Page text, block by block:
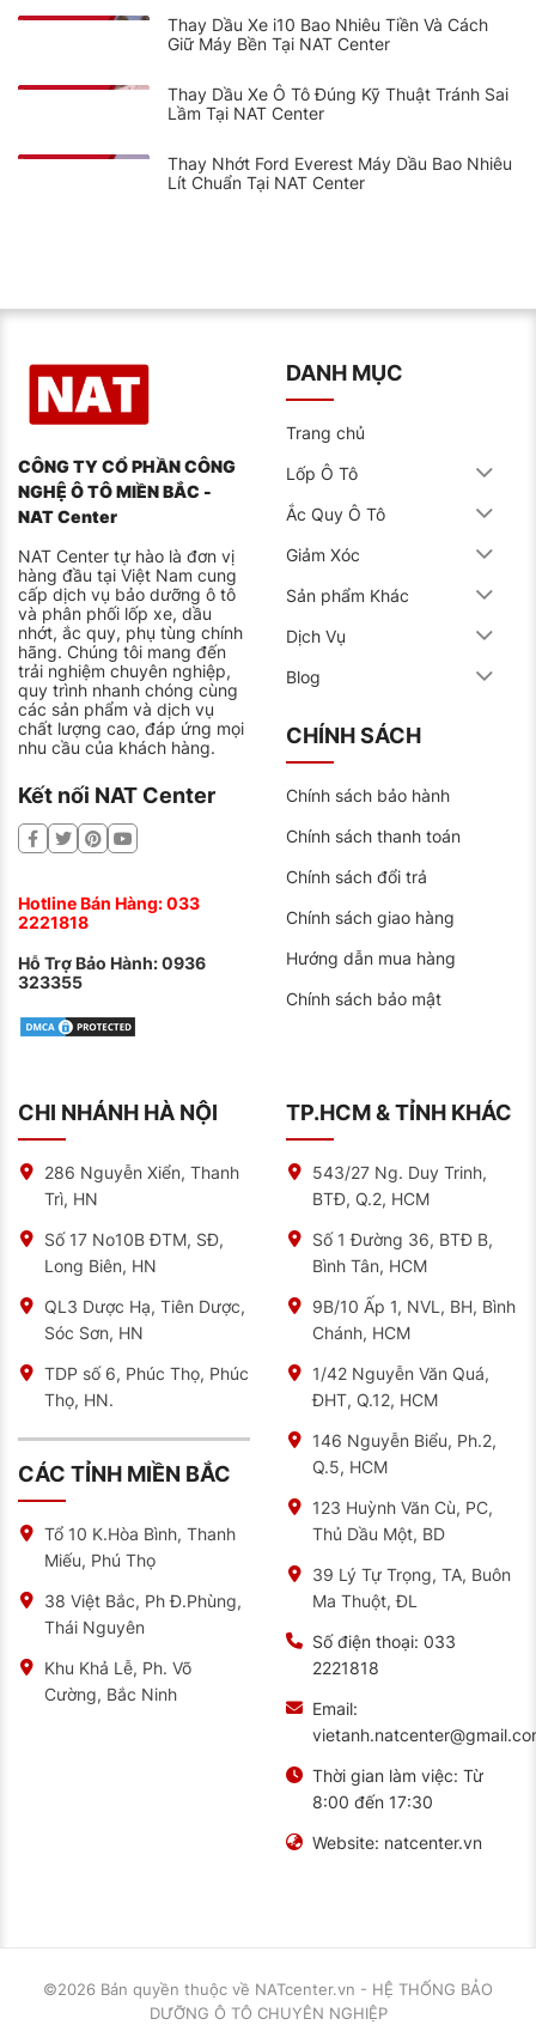
Thay Dầu Xe i10 Bao Nhiêu Tiền Và Cách
Giữ Máy Bền Tại NAT Center
Thay Dầu Xe Ô Tô Đúng Kỹ Thuật Tránh Sai
Lầm Tại NAT Center
Thay Nhớt Ford Everest Máy Dầu Bao Nhiêu
Lít Chuẩn Tại NAT Center
CÔNG TY CỔ PHẦN CÔNG
NGHỆ Ô TÔ MIỀN BẮC -
NAT Center
NAT Center tự hào là đơn vị
hàng đầu tại Việt Nam cung
cấp dịch vụ bảo dưỡng ô tô
và phân phối lốp xe, dầu
nhớt, ắc quy, phụ tùng chính
hãng. Chúng tôi mang đến
trải nghiệm chuyên nghiệp,
quy trình nhanh chóng cùng
các sản phẩm và dịch vụ
chất lượng cao, đáp ứng mọi
nhu cầu của khách hàng.
Kết nối NAT Center
Hotline Bán Hàng:033
2221818
Hỗ Trợ Bảo Hành:0936
323355
DANH MỤC
Trang chủ
Lốp Ô Tô
Ắc Quy Ô Tô
Giảm Xóc
Sản phẩm Khác
Dịch Vụ
Blog
CHÍNH SÁCH
Chính sách bảo hành
Chính sách thanh toán
Chính sách đổi trả
Chính sách giao hàng
Hướng dẫn mua hàng
Chính sách bảo mật
CHI NHÁNH HÀ NỘI
286 Nguyễn Xiển, Thanh
Trì, HN
Số 17 No10B ĐTM, SĐ,
Long Biên, HN
QL3 Dược Hạ, Tiên Dược,
Sóc Sơn, HN
TDP số 6, Phúc Thọ, Phúc
Thọ, HN.
CÁC TỈNH MIỀN BẮC
Tổ 10 K.Hòa Bình, Thanh
Miếu, Phú Thọ
38 Việt Bắc, Ph Đ.Phùng,
Thái Nguyên
Khu Khả Lễ, Ph. Võ
Cường, Bắc Ninh
TP.HCM & TỈNH KHÁC
543/27 Ng. Duy Trinh,
BTĐ, Q.2, HCM
Số 1 Đường 36, BTĐ B,
Bình Tân, HCM
9B/10 Ấp 1, NVL, BH, Bình
Chánh, HCM
1/42 Nguyễn Văn Quá,
ĐHT, Q.12, HCM
146 Nguyễn Biểu, Ph.2,
Q.5, HCM
123 Huỳnh Văn Cù, PC,
Thủ Dầu Một, BD
39 Lý Tự Trọng, TA, Buôn
Ma Thuột, ĐL
Số điện thoại: 033
2221818
Email:
Thời gian làm việc: Từ
8:00 đến 17:30
Website: natcenter.vn
©2026 Bản quyền thuộc về NATcenter.vn - HỆ THỐNG BẢO
DƯỠNG Ô TÔ CHUYÊN NGHIỆP